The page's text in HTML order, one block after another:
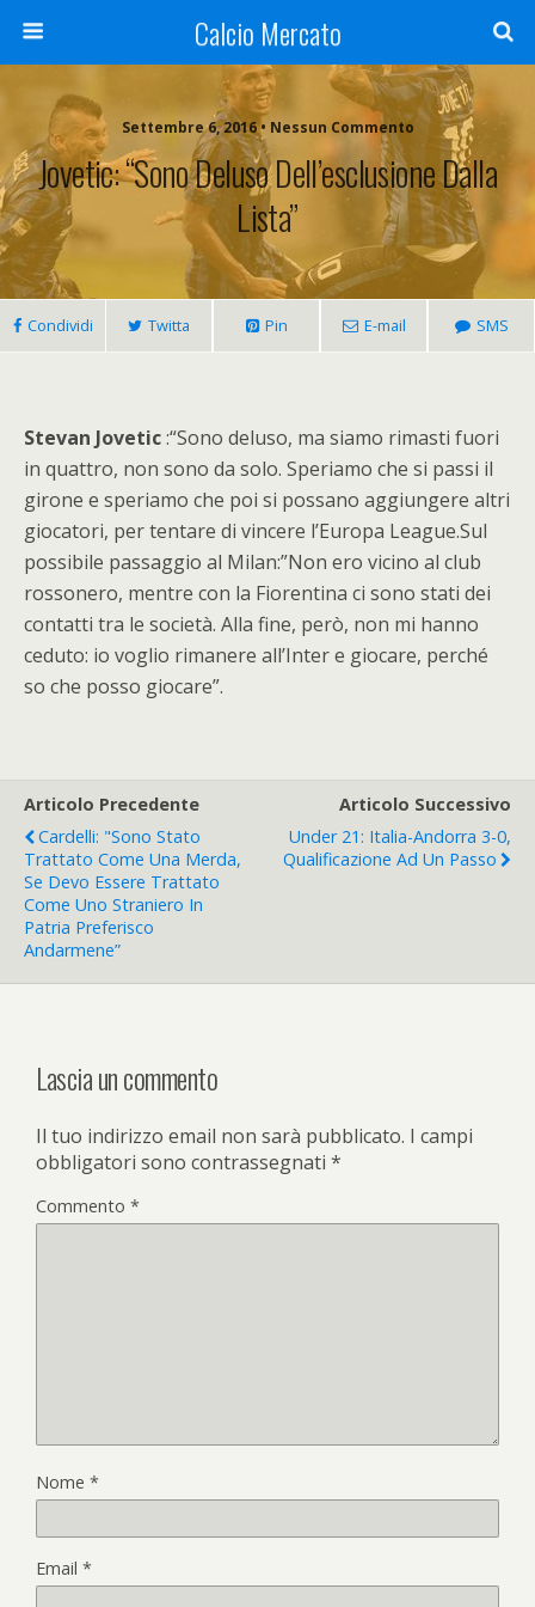
Calcio Mercato
Settembre 6, 2016 • Nessun Commento
Jovetic: “Sono Deluso Dell’esclusione Dalla
Lista”
Condividi Twitta Pin E-mail SMS
Stevan Jovetic:“Sono deluso, ma siamo rimasti fuori
in quattro, non sono da solo. Speriamo che si passi il
girone e speriamo che poi si possano aggiungere altri
giocatori, per tentare di vincere l’Europa League.Sul
possibile passaggio al Milan:”Non ero vicino al club
rossonero, mentre con la Fiorentina ci sono stati dei
contatti tra le società. Alla fine, però, non mi hanno
ceduto: io voglio rimanere all’Inter e giocare, perché
so che posso giocare”.
Articolo Precedente
Cardelli: "Sono Stato
Trattato Come Una Merda,
Se Devo Essere Trattato
Come Uno Straniero In
Patria Preferisco
Andarmene”
Articolo Successivo
Under 21: Italia-Andorra 3-0,
Qualificazione Ad Un Passo
Lascia un commento
Il tuo indirizzo email non sarà pubblicato. I campi
obbligatori sono contrassegnati *
Commento *
Nome *
Email *